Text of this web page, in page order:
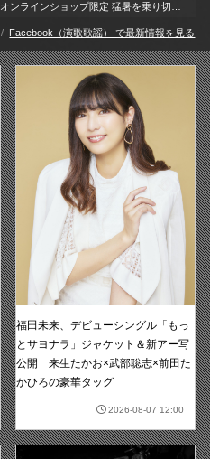
Facebook（演歌歌謡） で最新情報を見る
福田未来、デビューシングル「もっ
とサヨナラ」ジャケット＆新アー写
公開 来生たかお×武部聡志×前田た
かひろの豪華タッグ
2026-08-07 12:00